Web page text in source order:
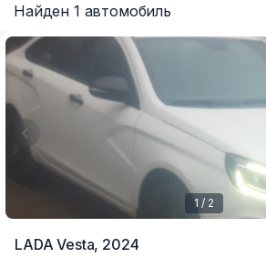
Найден 1 автомобиль
1 / 2
LADA Vesta, 2024